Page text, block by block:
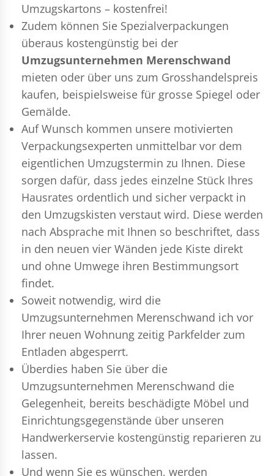
Umzugskartons – kostenfrei!
Zudem können Sie Spezialverpackungen
überaus kostengünstig bei der
Umzugsunternehmen Merenschwand
mieten oder über uns zum Grosshandelspreis
kaufen, beispielsweise für grosse Spiegel oder
Gemälde.
Auf Wunsch kommen unsere motivierten
Verpackungsexperten unmittelbar vor dem
eigentlichen Umzugstermin zu Ihnen. Diese
sorgen dafür, dass jedes einzelne Stück Ihres
Hausrates ordentlich und sicher verpackt in
den Umzugskisten verstaut wird. Diese werden
nach Absprache mit Ihnen so beschriftet, dass
in den neuen vier Wänden jede Kiste direkt
und ohne Umwege ihren Bestimmungsort
findet.
Soweit notwendig, wird die
Umzugsunternehmen Merenschwand ich vor
Ihrer neuen Wohnung zeitig Parkfelder zum
Entladen abgesperrt.
Überdies haben Sie über die
Umzugsunternehmen Merenschwand die
Gelegenheit, bereits beschädigte Möbel und
Einrichtungsgegenstände über unseren
Handwerkerservie kostengünstig reparieren zu
lassen.
Und wenn Sie es wünschen, werden